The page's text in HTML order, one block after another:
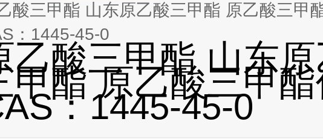
山东原乙酸三甲酯 原乙酸三甲酯价格
：1445-45-0
乙酸三甲酯 山东
甲酯 原乙酸三甲
：1445-45-0